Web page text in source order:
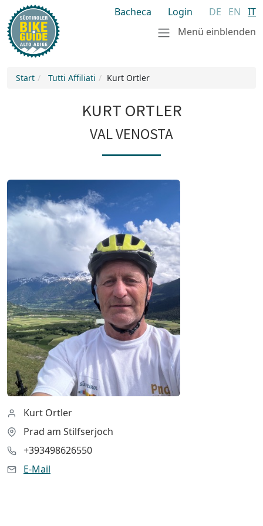
Bacheca Login DE EN IT
Menü einblenden
Start Tutti Affiliati Kurt Ortler
KURT ORTLER
VAL VENOSTA
Kurt Ortler
Prad am Stilfserjoch
+393498626550
E-Mail